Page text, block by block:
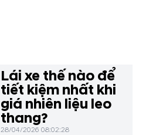
Lái xe thế nào để
tiết kiệm nhất khi
giá nhiên liệu leo
thang?
28/04/2026 08:02:28